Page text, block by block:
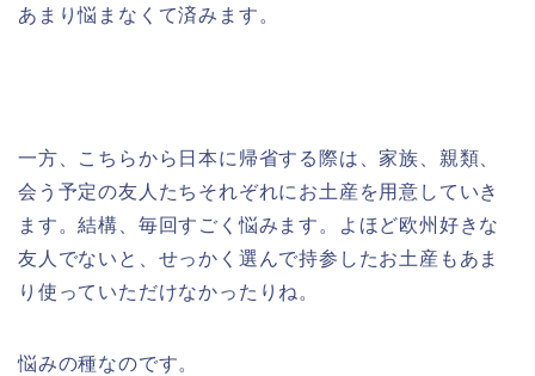
あまり悩まなくて済みます。
一方、こちらから日本に帰省する際は、家族、親類、
会う予定の友人たちそれぞれにお土産を用意していき
ます。結構、毎回すごく悩みます。よほど欧州好きな
友人でないと、せっかく選んで持参したお土産もあま
り使っていただけなかったりね。
悩みの種なのです。